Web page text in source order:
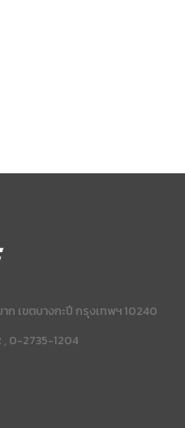
ก เขตบางกะปี กรุงเทพฯ 10240
, 0-2735-1204